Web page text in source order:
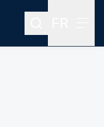
Rechercher